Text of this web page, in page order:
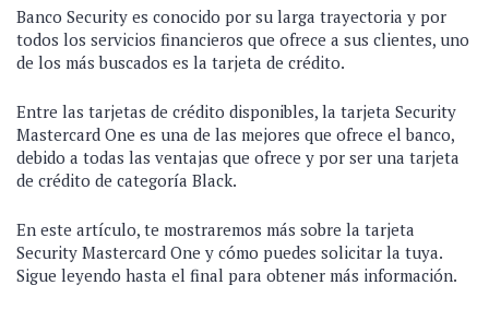
Banco Security es conocido por su larga trayectoria y por
todos los servicios financieros que ofrece a sus clientes, uno
de los más buscados es la tarjeta de crédito.
Entre las tarjetas de crédito disponibles, la tarjeta Security
Mastercard One es una de las mejores que ofrece el banco,
debido a todas las ventajas que ofrece y por ser una tarjeta
de crédito de categoría Black.
En este artículo, te mostraremos más sobre la tarjeta
Security Mastercard One y cómo puedes solicitar la tuya.
Sigue leyendo hasta el final para obtener más información.